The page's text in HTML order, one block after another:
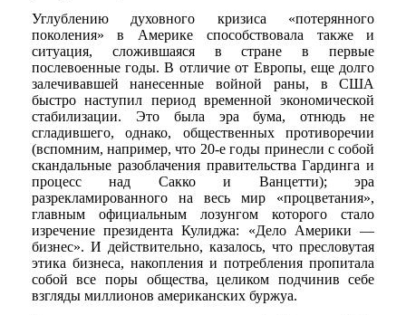
Углублению духовного кризиса «потерянного
поколения» в Америке способствовала также и
ситуация, сложившаяся в стране в первые
послевоенные годы. В отличие от Европы, еще долго
залечивавшей нанесенные войной раны, в США
быстро наступил период временной экономической
стабилизации. Это была эра бума, отнюдь не
сгладившего, однако, общественных противоречии
(вспомним, например, что 20-е годы принесли с собой
скандальные разоблачения правительства Гардинга и
процесс над Сакко и Ванцетти); эра
разрекламированного на весь мир «процветания»,
главным официальным лозунгом которого стало
изречение президента Кулиджа: «Дело Америки —
бизнес». И действительно, казалось, что пресловутая
этика бизнеса, накопления и потребления пропитала
собой все поры общества, целиком подчинив себе
взгляды миллионов американских буржуа.